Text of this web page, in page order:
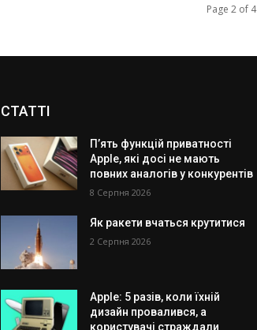
Page 2 of 4
СТАТТІ
П’ять функцій приватності
Apple, які досі не мають
повних аналогів у конкурентів
8 Серпня 2026
Як ракети вчаться крутитися
2 Серпня 2026
Apple: 5 разів, коли їхній
дизайн провалився, а
користувачі страждали